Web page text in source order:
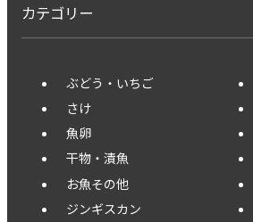
カテゴリー
ぶどう・いちご
さけ
魚卵
干物・漬魚
お魚その他
ジンギスカン